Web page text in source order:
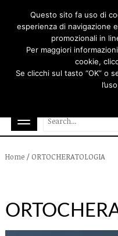
Home / ORTOCHERATOLOGIA
Questo sito fa uso di
esperienza di navigazione
promozionali in
Per maggiori
cookie,
Se clicchi sul tasto “OK” o